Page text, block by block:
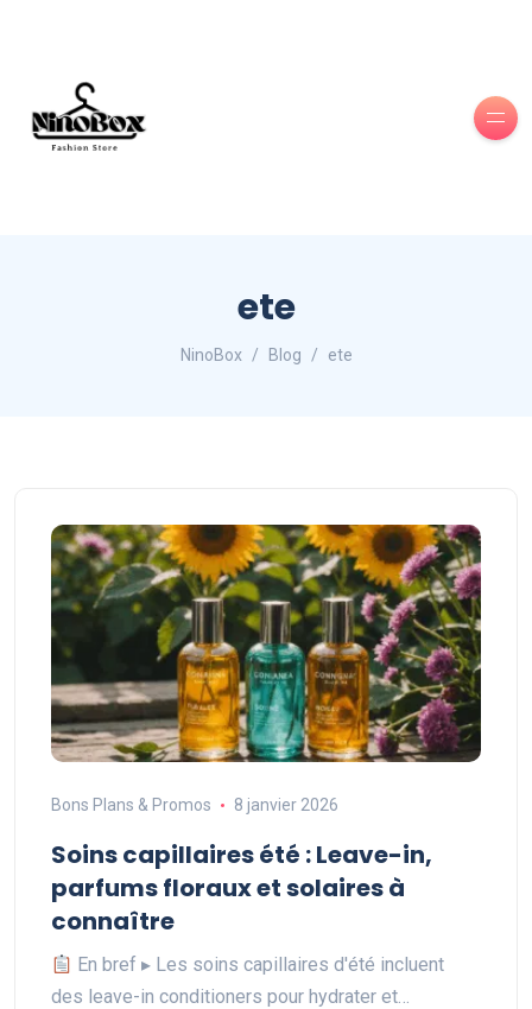
ete
NinoBox Blog ete
Bons Plans & Promos 8 janvier 2026
Soins capillaires été : Leave-in,
parfums floraux et solaires à
connaître
En bref ▸ Les soins capillaires d'été incluent
des leave-in conditioners pour hydrater et…